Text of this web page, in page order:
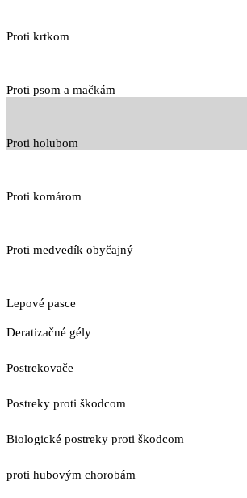
Proti krtkom
Proti psom a mačkám
Proti holubom
Proti komárom
Proti medvedík obyčajný
Lepové pasce
Deratizačné gély
Postrekovače
Postreky proti škodcom
Biologické postreky proti škodcom
proti hubovým chorobám